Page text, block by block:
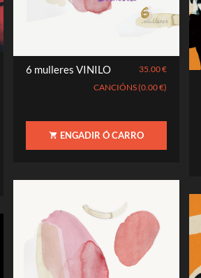
6 mulleres VINILO
35.00 €
CANCIÓNS (0.00 €)
ENGADIR Ó CARRO